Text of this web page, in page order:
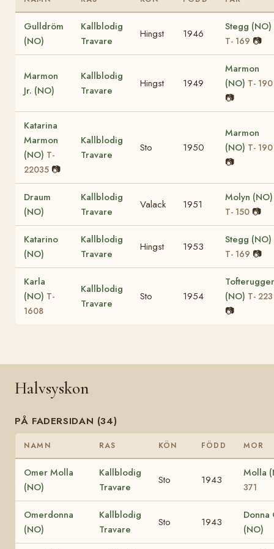
Gulldröm
(NO)
Kallblodig
Travare
Hingst 1946
Stegg (NO)
T- 169 📷
Marmon
Jr. (NO)
Kallblodig
Travare
Hingst 1949
Marmon
(NO) T- 190
📷
Katarina
Marmon
(NO) T-
22035 📷
Kallblodig
Travare
Sto 1950
Marmon
(NO) T- 190
📷
Draum
(NO)
Kallblodig
Travare
Valack 1951
Molyn (NO)
T- 150 📷
Katarino
(NO)
Kallblodig
Travare
Hingst 1953
Stegg (NO)
T- 169 📷
Karla
(NO) T-
1608
Kallblodig
Travare
Sto 1954
(NO) T- 223
📷
Halvsyskon
PÅ FADERSIDAN (34)
NAMN RAS KÖN FÖDD MOR
Omer Molla
(NO)
Kallblodig
Travare
Sto 1943
Molla
371
Omerdonna
(NO)
Kallblodig
Travare
Sto 1943
Donna
(NO)